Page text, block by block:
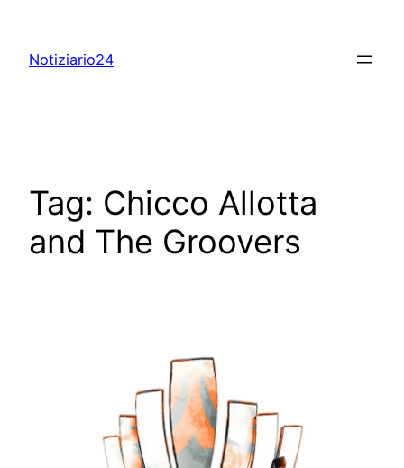
content
Notiziario24
Tag: Chicco Allotta
and The Groovers